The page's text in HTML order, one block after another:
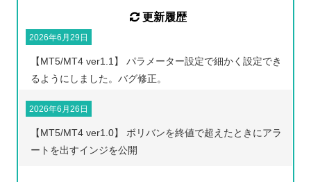
更新履歴
2026年6月29日
【MT5/MT4 ver1.1】 パラメーター設定で細かく設定でき
るようにしました。バグ修正。
2026年6月26日
【MT5/MT4 ver1.0】 ボリバンを終値で超えたときにアラ
ートを出すインジを公開